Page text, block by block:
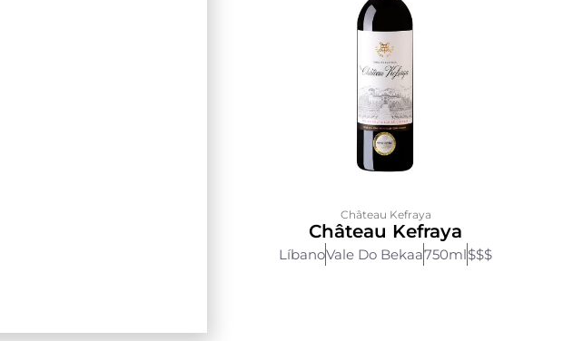
Château Kefraya
Château Kefraya
LíbanoVale Do Bekaa750ml$$$